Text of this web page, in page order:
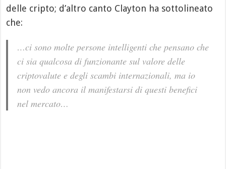
delle cripto; d’altro canto Clayton ha sottolineato
che:
…ci sono molte persone intelligenti che pensano che
ci sia qualcosa di funzionante sul valore delle
criptovalute e degli scambi internazionali, ma io
non vedo ancora il manifestarsi di questi benefici
nel mercato…